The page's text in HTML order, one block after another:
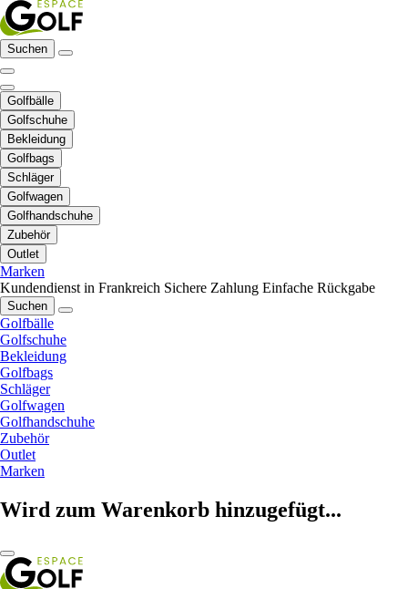
Suchen
Golfbälle
Golfschuhe
Bekleidung
Golfbags
Schläger
Golfwagen
Golfhandschuhe
Zubehör
Outlet
Marken
Kundendienst in Frankreich Sichere Zahlung Einfache Rückgabe
Suchen
Golfbälle
Golfschuhe
Bekleidung
Golfbags
Schläger
Golfwagen
Golfhandschuhe
Zubehör
Outlet
Marken
Wird zum Warenkorb hinzugefügt...